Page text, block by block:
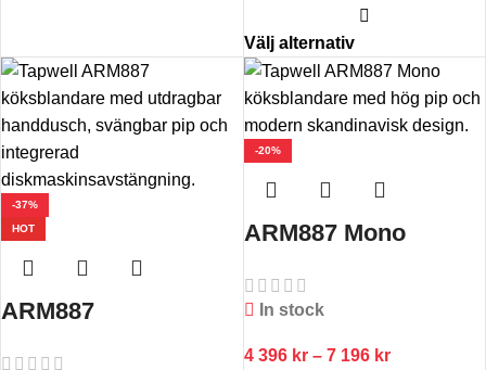
Välj alternativ
-37%
HOT
ARM887
-20%
ARM887 Mono
In stock
4 396 kr – 7 196 kr